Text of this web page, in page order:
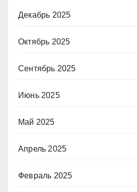
Декабрь 2025
Октябрь 2025
Сентябрь 2025
Июнь 2025
Май 2025
Апрель 2025
Февраль 2025